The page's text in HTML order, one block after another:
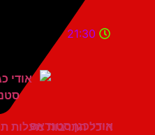
היכל התרבות מעלות תרשיחא
21:30
אודי כגן סטנדאפ